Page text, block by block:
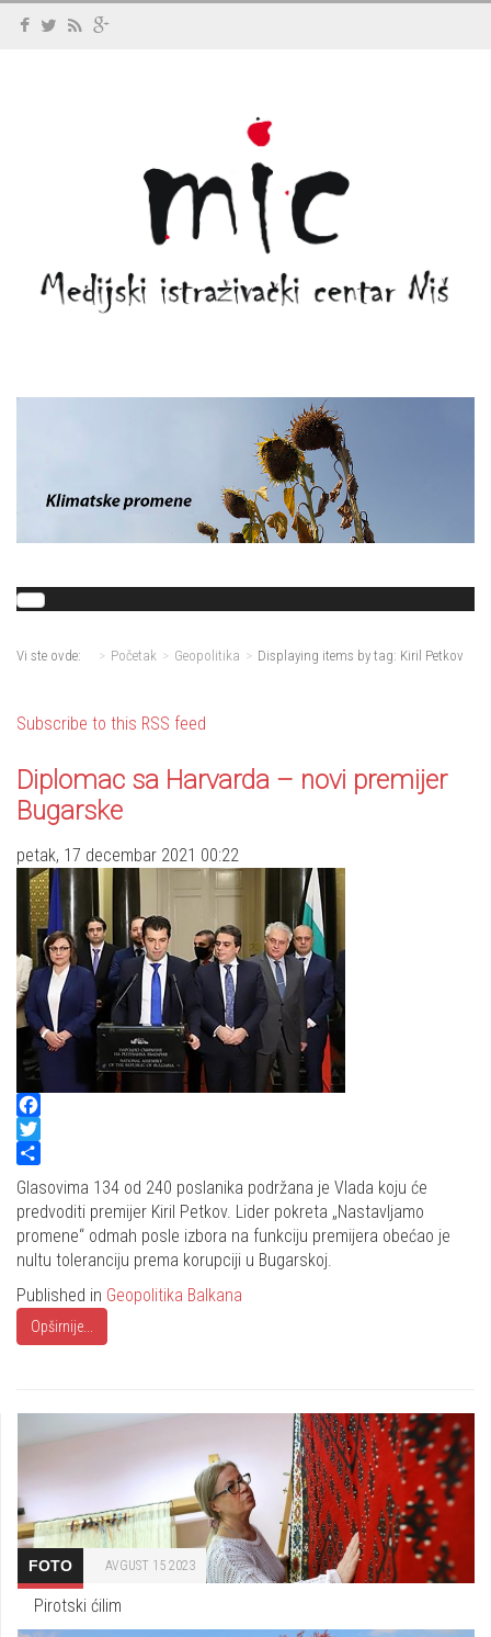
Vi ste ovde: Početak Geopolitika Displaying items by tag: Kiril Petkov
Subscribe to this RSS feed
Diplomac sa Harvarda – novi premijer
Bugarske
petak, 17 decembar 2021 00:22
Facebook
Twitter
Share
Glasovima 134 od 240 poslanika podržana je Vlada koju će
predvoditi premijer Kiril Petkov. Lider pokreta „Nastavljamo
promene“ odmah posle izbora na funkciju premijera obećao je
nultu toleranciju prema korupciji u Bugarskoj.
Published in Geopolitika Balkana
Opširnije...
FOTO AVGUST 15 2023
Pirotski ćilim